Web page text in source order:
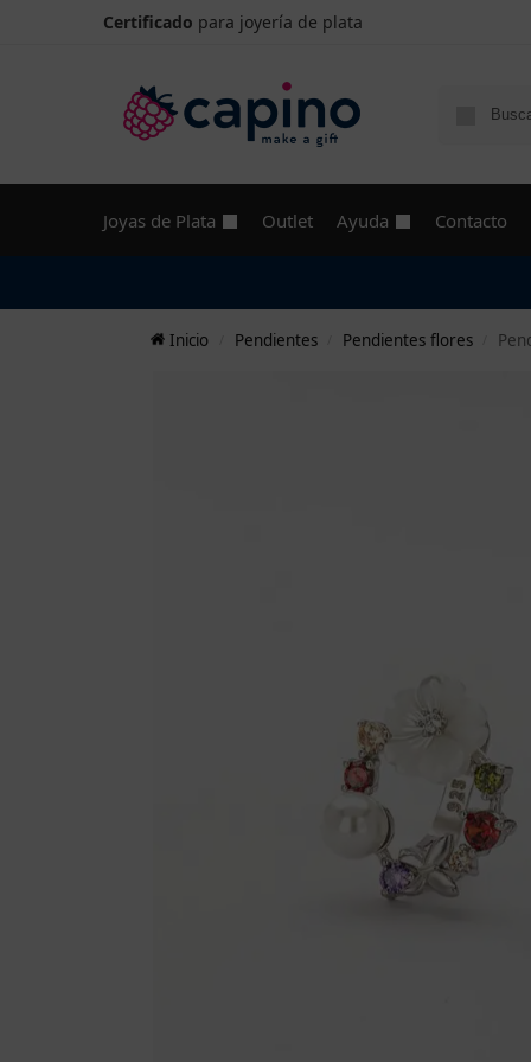
Certificado para joyería de plata
Joyas de Plata Outlet Ayuda Contacto
Inicio Pendientes Pendientes flores